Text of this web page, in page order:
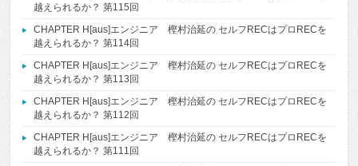
越えられるか？ 第115回
CHAPTER H[aus]エンジニア 樫村治延の セルフRECはプロRECを
越えられるか？ 第114回
CHAPTER H[aus]エンジニア 樫村治延の セルフRECはプロRECを
越えられるか？ 第113回
CHAPTER H[aus]エンジニア 樫村治延の セルフRECはプロRECを
越えられるか？ 第112回
CHAPTER H[aus]エンジニア 樫村治延の セルフRECはプロRECを
越えられるか？ 第111回